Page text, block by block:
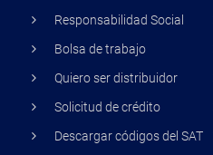
Responsabilidad Social
Bolsa de trabajo
Quiero ser distribuidor
Solicitud de crédito
Descargar códigos del SAT